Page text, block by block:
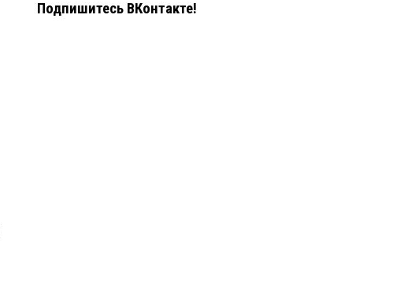
Подпишитесь ВКонтакте!